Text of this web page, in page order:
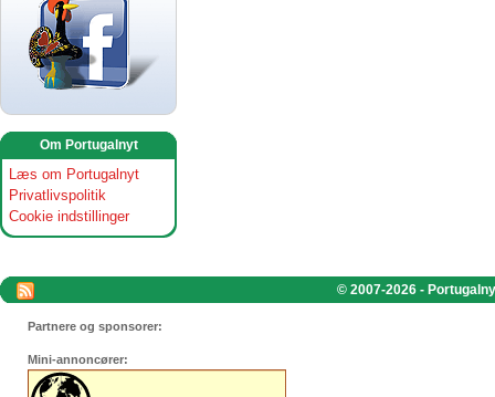
Om Portugalnyt
Læs om Portugalnyt
Privatlivspolitik
Cookie indstillinger
© 2007-2026 -
Partnere og sponsorer:
Mini-annoncører: